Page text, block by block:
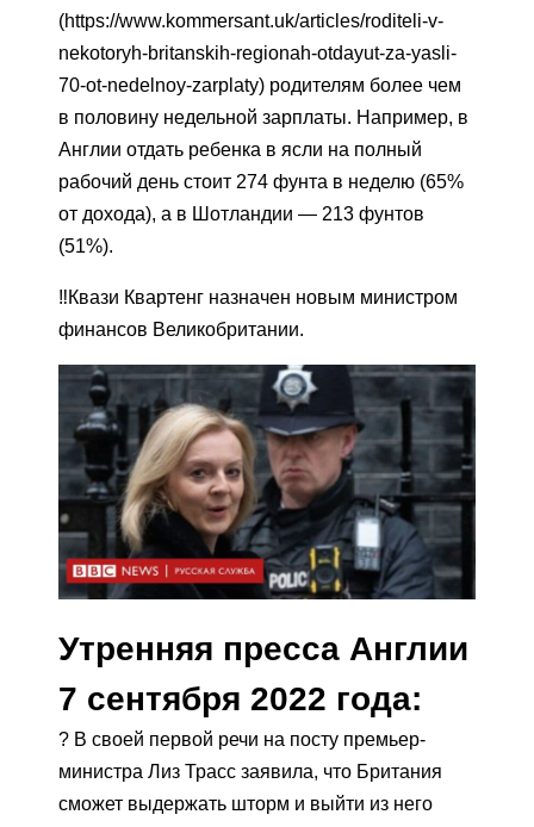
(https://www.kommersant.uk/articles/roditeli-v-
nekotoryh-britanskih-regionah-otdayut-za-yasli-
70-ot-nedelnoy-zarplaty) родителям более чем
в половину недельной зарплаты. Например, в
Англии отдать ребенка в ясли на полный
рабочий день стоит 274 фунта в неделю (65%
от дохода), а в Шотландии — 213 фунтов
(51%).
‼️Квази Квартенг назначен новым министром
финансов Великобритании.
Утренняя пресса Англии
7 сентября 2022 года:
? В своей первой речи на посту премьер-
министра Лиз Трасс заявила, что Британия
сможет выдержать шторм и выйти из него